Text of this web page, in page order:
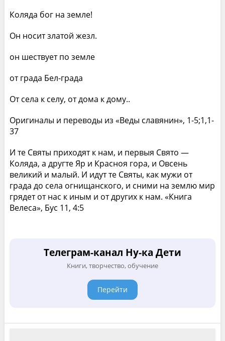
Коляда бог на земле!
Он носит златой жезл.
он шествует по земле
от града Бел-града
От села к селу, от дома к дому..
Оригиналы и переводы из «Веды славянин», 1-5;1,1-
37
И те Святы приходят к нам, и первыя Свято —
Коляда, а другте Яр и Красноя гора, и Овсень
великий и малый. И идут те Святы, как мужи от
града до села огнищанского, и сними на землю мир
грядет от нас к иным и от других к нам. «Книга
Велеса», Бус 11, 4:5
Телеграм-канал Ну-ка Дети
Книги, творчество, обучение
Перейти